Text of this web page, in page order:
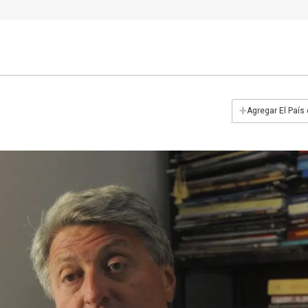
+Agregar El País